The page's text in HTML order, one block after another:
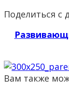
Поделиться с
Вам также